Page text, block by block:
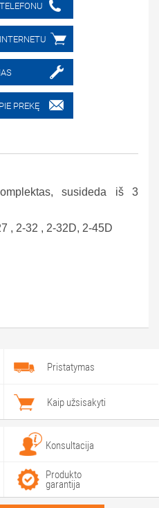
PREKĘ
susideda iš 3
, 2-32 , 2-32D, 2-45D
Pristatymas
Kaip užsisakyti
Konsultacija
Produkto
garantija